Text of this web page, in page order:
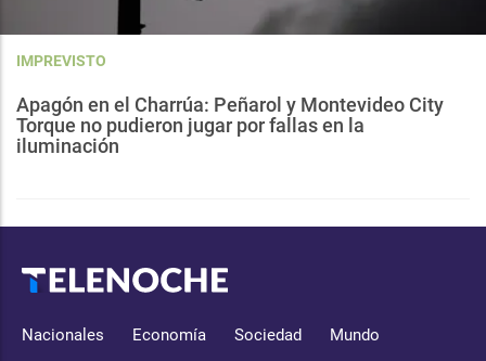
IMPREVISTO
Apagón en el Charrúa: Peñarol y Montevideo City
Torque no pudieron jugar por fallas en la
iluminación
Nacionales Economía Sociedad Mundo